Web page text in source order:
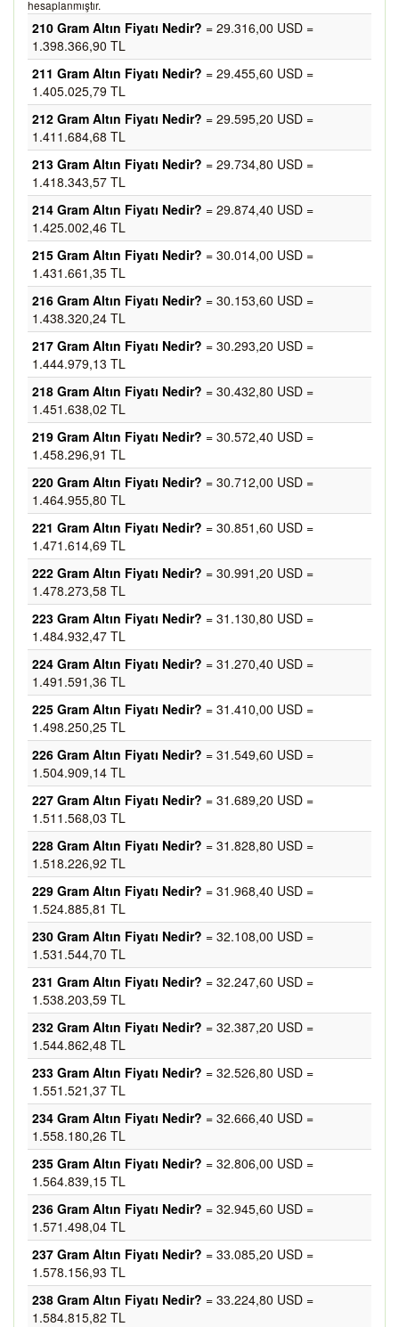
hesaplanmıştır.
210 Gram Altın Fiyatı Nedir? = 29.316,00 USD =
1.398.366,90 TL
211 Gram Altın Fiyatı Nedir? = 29.455,60 USD =
1.405.025,79 TL
212 Gram Altın Fiyatı Nedir? = 29.595,20 USD =
1.411.684,68 TL
213 Gram Altın Fiyatı Nedir? = 29.734,80 USD =
1.418.343,57 TL
214 Gram Altın Fiyatı Nedir? = 29.874,40 USD =
1.425.002,46 TL
215 Gram Altın Fiyatı Nedir? = 30.014,00 USD =
1.431.661,35 TL
216 Gram Altın Fiyatı Nedir? = 30.153,60 USD =
1.438.320,24 TL
217 Gram Altın Fiyatı Nedir? = 30.293,20 USD =
1.444.979,13 TL
218 Gram Altın Fiyatı Nedir? = 30.432,80 USD =
1.451.638,02 TL
219 Gram Altın Fiyatı Nedir? = 30.572,40 USD =
1.458.296,91 TL
220 Gram Altın Fiyatı Nedir? = 30.712,00 USD =
1.464.955,80 TL
221 Gram Altın Fiyatı Nedir? = 30.851,60 USD =
1.471.614,69 TL
222 Gram Altın Fiyatı Nedir? = 30.991,20 USD =
1.478.273,58 TL
223 Gram Altın Fiyatı Nedir? = 31.130,80 USD =
1.484.932,47 TL
224 Gram Altın Fiyatı Nedir? = 31.270,40 USD =
1.491.591,36 TL
225 Gram Altın Fiyatı Nedir? = 31.410,00 USD =
1.498.250,25 TL
226 Gram Altın Fiyatı Nedir? = 31.549,60 USD =
1.504.909,14 TL
227 Gram Altın Fiyatı Nedir? = 31.689,20 USD =
1.511.568,03 TL
228 Gram Altın Fiyatı Nedir? = 31.828,80 USD =
1.518.226,92 TL
229 Gram Altın Fiyatı Nedir? = 31.968,40 USD =
1.524.885,81 TL
230 Gram Altın Fiyatı Nedir? = 32.108,00 USD =
1.531.544,70 TL
231 Gram Altın Fiyatı Nedir? = 32.247,60 USD =
1.538.203,59 TL
232 Gram Altın Fiyatı Nedir? = 32.387,20 USD =
1.544.862,48 TL
233 Gram Altın Fiyatı Nedir? = 32.526,80 USD =
1.551.521,37 TL
234 Gram Altın Fiyatı Nedir? = 32.666,40 USD =
1.558.180,26 TL
235 Gram Altın Fiyatı Nedir? = 32.806,00 USD =
1.564.839,15 TL
236 Gram Altın Fiyatı Nedir? = 32.945,60 USD =
1.571.498,04 TL
237 Gram Altın Fiyatı Nedir? = 33.085,20 USD =
1.578.156,93 TL
238 Gram Altın Fiyatı Nedir? = 33.224,80 USD =
1.584.815,82 TL